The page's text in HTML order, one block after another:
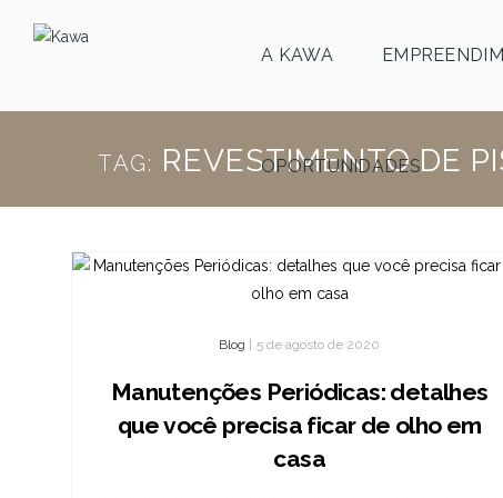
A KAWA
OPORTUNIDADES
TAG: REVESTIMENTO DE
Blog 5 de agosto de 2020
Manutenções Periódicas: detalhes
que você precisa ficar de olho em
casa